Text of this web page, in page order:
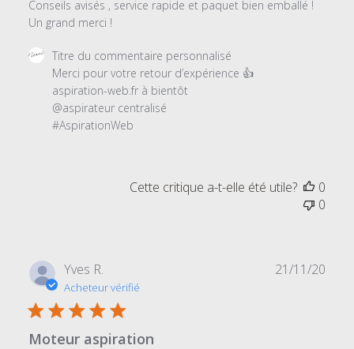
Conseils avisés , service rapide et paquet bien emballé !
Un grand merci !
Commentaires
propriétaire
magasin
le
Wed
Nov
25
2020
Titre du commentaire personnalisé
Merci pour votre retour d’expérience 👍
aspiration-web.fr à bientôt
@aspirateur centralisé
#AspirationWeb
Cette critique a-t-elle été utile?
0
0
Yves R.
Acheteur vérifié
Moteur aspiration
21/11/20